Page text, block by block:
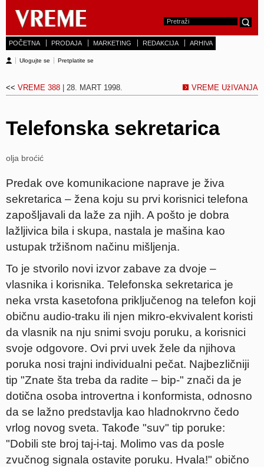
POČETNA PRODAJA MARKETING REDAKCIJA ARHIVA
Ulogujte se Pretplatite se
<< VREME 388 | 28. MART 1998. VREME UžIVANJA
Telefonska sekretarica
olja broćić
Predak ove komunikacione naprave je živa
sekretarica – žena koju su prvi korisnici telefona
zapošljavali da laže za njih. A pošto je dobra
lažljivica bila i skupa, nastala je mašina kao
ustupak tržišnom načinu mišljenja.
To je stvorilo novi izvor zabave za dvoje –
vlasnika i korisnika. Telefonska sekretarica je
neka vrsta kasetofona priključenog na telefon koji
običnu audio-traku ili njen mikro-ekvivalent koristi
da vlasnik na nju snimi svoju poruku, a korisnici
svoje odgovore. Ovi prvi uvek žele da njihova
poruka nosi trajni individualni pečat. Najbezličniji
tip "Znate šta treba da radite – bip-" znači da je
dotična osoba introvertna i konformista, odnosno
da se lažno predstavlja kao hladnokrvno čedo
vrlog novog sveta. Takođe "suv" tip poruke:
"Dobili ste broj taj-i-taj. Molimo vas da posle
zvučnog signala ostavite poruku. Hvala!" obično